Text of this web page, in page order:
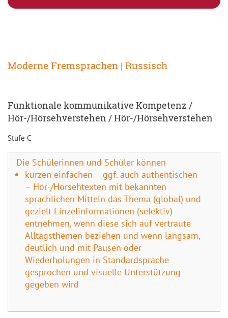
Moderne Fremsprachen | Russisch
Funktionale kommunikative Kompetenz /
Hör-/Hörsehverstehen / Hör-/Hörsehverstehen
Stufe C
Die Schülerinnen und Schüler können
kurzen einfachen – ggf. auch authentischen
– Hör-/Hörsehtexten mit bekannten
sprachlichen Mitteln das Thema (global) und
gezielt Einzelinformationen (selektiv)
entnehmen, wenn diese sich auf vertraute
Alltagsthemen beziehen und wenn langsam,
deutlich und mit Pausen oder
Wiederholungen in Standardsprache
gesprochen und visuelle Unterstützung
gegeben wird